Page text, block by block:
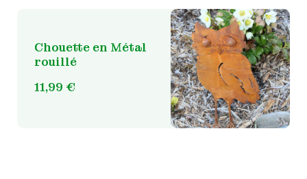
Chouette en Métal
rouillé
11,99 €